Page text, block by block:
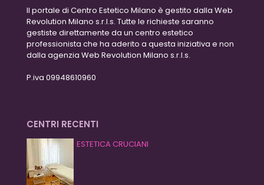
Il portale di Centro Estetico Milano è gestito dalla Web
Revolution Milano s.r.l.s. Tutte le richieste saranno
gestiste direttamente da un centro estetico
professionista che ha aderito a questa iniziativa e non
dalla agenzia Web Revolution Milano s.r.l.s.
P.iva 09948610960
CENTRI RECENTI
ESTETICA CRUCIANI